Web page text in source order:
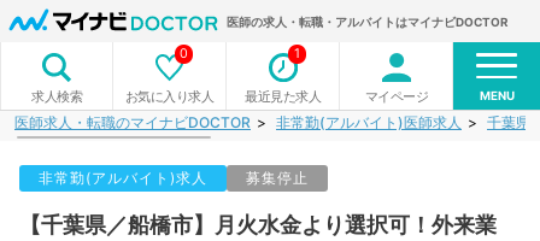
医師の求人・転職・アルバイトはマイナビDOCTOR
求人検索 お気に入り求人
0
最近見た求人
1
マイページ MENU
医師求人・転職のマイナビDOCTOR 非常勤(アルバイト)医師求人 千葉県
非常勤(アルバイト)求人 募集停止
【千葉県／船橋市】月火水金より選択可！外来業